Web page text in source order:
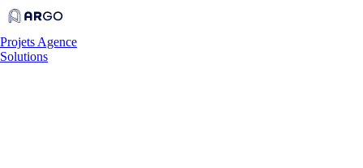
Projets Agence
Solutions